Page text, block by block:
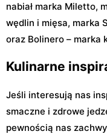
nabiał marka Miletto,
wędlin i mięsa, marka
oraz Bolinero – marka
Kulinarne
Jeśli interesują nas
smaczne i zdrowe
pewnością nas